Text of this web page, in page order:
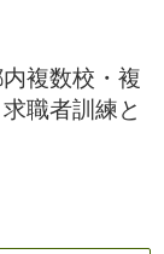
複数校・複
職者訓練と